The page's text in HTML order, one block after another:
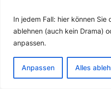
In jedem Fall: hier können Sie
ablehnen (auch kein Drama)
anpassen.
Anpassen Alles
zu zu erreichen.